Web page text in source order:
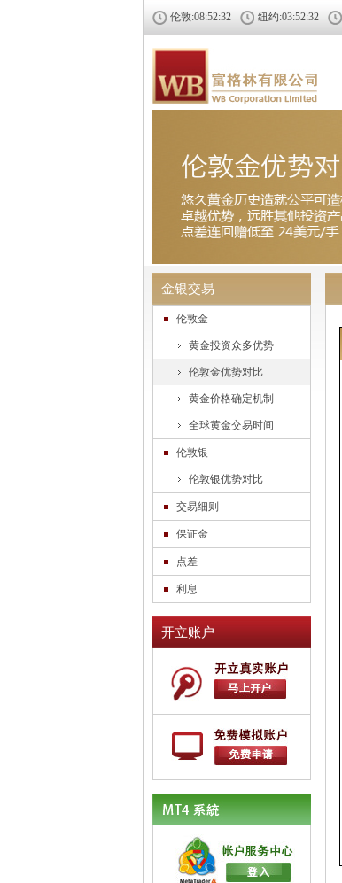
伦敦:08:52:32 纽约:03:52:32
金银交易
伦敦金
黄金投资众多优势
伦敦金优势对比
黄金价格确定机制
全球黄金交易时间
伦敦银
伦敦银优势对比
交易细则
保证金
点差
利息
开立账户